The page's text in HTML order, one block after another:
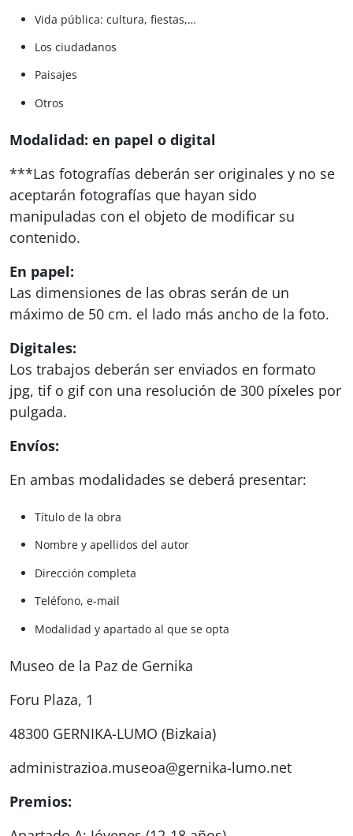
Vida pública: cultura, fiestas,…
Los ciudadanos
Paisajes
Otros
Modalidad: en papel o digital
***Las fotografías deberán ser originales y no se
aceptarán fotografías que hayan sido
manipuladas con el objeto de modificar su
contenido.
En papel:
Las dimensiones de las obras serán de un
máximo de 50 cm. el lado más ancho de la foto.
Digitales:
Los trabajos deberán ser enviados en formato
jpg, tif o gif con una resolución de 300 píxeles por
pulgada.
Envíos:
En ambas modalidades se deberá presentar:
Título de la obra
Nombre y apellidos del autor
Dirección completa
Teléfono, e-mail
Modalidad y apartado al que se opta
Museo de la Paz de Gernika
Foru Plaza, 1
48300 GERNIKA-LUMO (Bizkaia)
administrazioa.museoa@gernika-lumo.net
Premios: